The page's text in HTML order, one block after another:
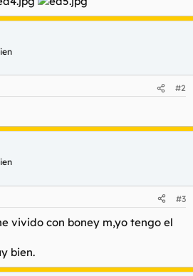
#2
#3
vivido con boney m,yo tengo el
bien.